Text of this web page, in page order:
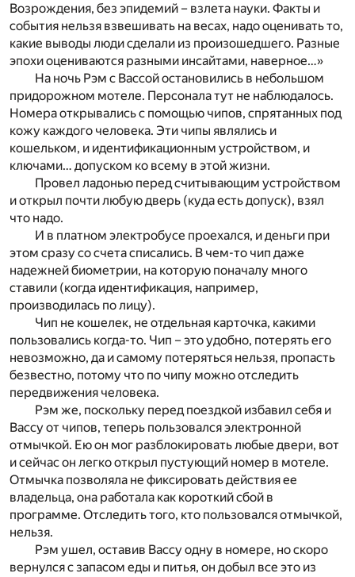
Возрождения, без эпидемий – взлета науки. Факты и
события нельзя взвешивать на весах, надо оценивать то,
какие выводы люди сделали из произошедшего. Разные
эпохи оцениваются разными инсайтами, наверное…»
На ночь Рэм с Вассой остановились в небольшом
придорожном мотеле. Персонала тут не наблюдалось.
Номера открывались с помощью чипов, спрятанных под
кожу каждого человека. Эти чипы являлись и
кошельком, и идентификационным устройством, и
ключами… допуском ко всему в этой жизни.
Провел ладонью перед считывающим устройством
и открыл почти любую дверь (куда есть допуск), взял
что надо.
И в платном электробусе проехался, и деньги при
этом сразу со счета списались. В чем-то чип даже
надежней биометрии, на которую поначалу много
ставили (когда идентификация, например,
производилась по лицу).
Чип не кошелек, не отдельная карточка, какими
пользовались когда-то. Чип – это удобно, потерять его
невозможно, да и самому потеряться нельзя, пропасть
безвестно, потому что по чипу можно отследить
передвижения человека.
Рэм же, поскольку перед поездкой избавил себя и
Вассу от чипов, теперь пользовался электронной
отмычкой. Ею он мог разблокировать любые двери, вот
и сейчас он легко открыл пустующий номер в мотеле.
Отмычка позволяла не фиксировать действия ее
владельца, она работала как короткий сбой в
программе. Отследить того, кто пользовался отмычкой,
нельзя.
Рэм ушел, оставив Вассу одну в номере, но скоро
вернулся с запасом еды и питья, он добыл все это из